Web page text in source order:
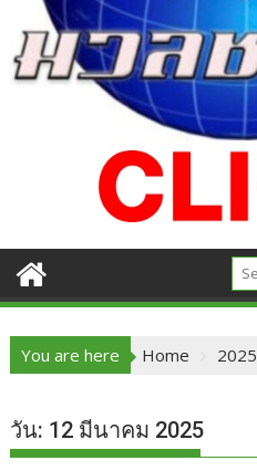
You are here Home 2025
วัน: 12 มีนาคม 2025